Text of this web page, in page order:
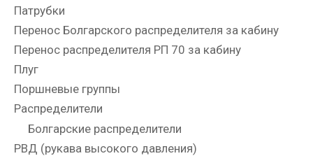
Патрубки
Перенос Болгарского распределителя за кабину
Перенос распределителя РП 70 за кабину
Плуг
Поршневые группы
Распределители
Болгарские распределители
РВД (рукава высокого давления)